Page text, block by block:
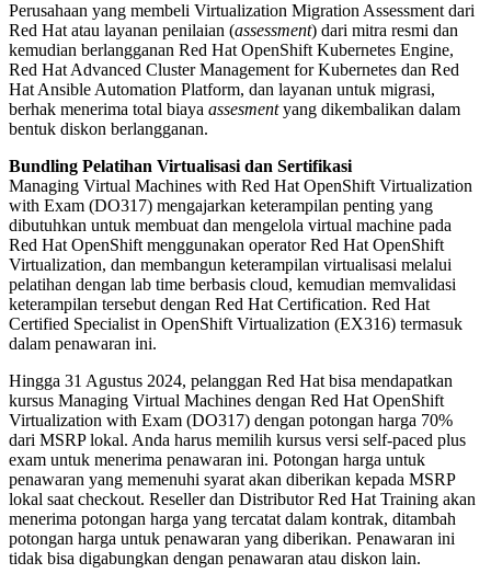
Perusahaan yang membeli Virtualization Migration Assessment dari
Red Hat atau layanan penilaian (assessment) dari mitra resmi dan
kemudian berlangganan Red Hat OpenShift Kubernetes Engine,
Red Hat Advanced Cluster Management for Kubernetes dan Red
Hat Ansible Automation Platform, dan layanan untuk migrasi,
berhak menerima total biaya assesmentyang dikembalikan dalam
bentuk diskon berlangganan.
Bundling Pelatihan Virtualisasi dan Sertifikasi
Managing Virtual Machines with Red Hat OpenShift Virtualization
with Exam (DO317) mengajarkan keterampilan penting yang
dibutuhkan untuk membuat dan mengelola virtual machine pada
Red Hat OpenShift menggunakan operator Red Hat OpenShift
Virtualization, dan membangun keterampilan virtualisasi melalui
pelatihan dengan lab time berbasis cloud, kemudian memvalidasi
keterampilan tersebut dengan Red Hat Certification. Red Hat
Certified Specialist in OpenShift Virtualization (EX316) termasuk
dalam penawaran ini.
Hingga 31 Agustus 2024, pelanggan Red Hat bisa mendapatkan
kursus Managing Virtual Machines dengan Red Hat OpenShift
Virtualization with Exam (DO317) dengan potongan harga 70%
dari MSRP lokal. Anda harus memilih kursus versi self-paced plus
exam untuk menerima penawaran ini. Potongan harga untuk
penawaran yang memenuhi syarat akan diberikan kepada MSRP
lokal saat checkout. Reseller dan Distributor Red Hat Training akan
menerima potongan harga yang tercatat dalam kontrak, ditambah
potongan harga untuk penawaran yang diberikan. Penawaran ini
tidak bisa digabungkan dengan penawaran atau diskon lain.